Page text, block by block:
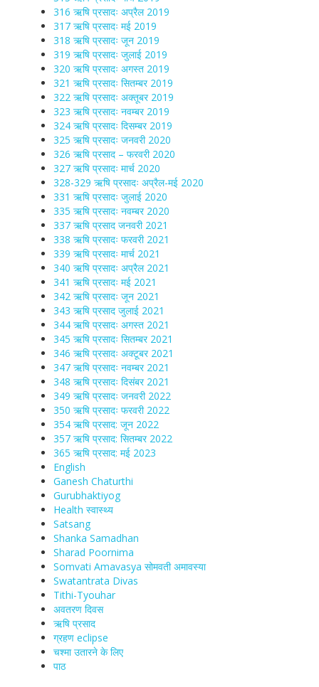
316 ऋषि प्रसादः अप्रैल 2019
317 ऋषि प्रसादः मई 2019
318 ऋषि प्रसादः जून 2019
319 ऋषि प्रसादः जुलाई 2019
320 ऋषि प्रसादः अगस्त 2019
321 ऋषि प्रसादः सितम्बर 2019
322 ऋषि प्रसादः अक्तूबर 2019
323 ऋषि प्रसादः नवम्बर 2019
324 ऋषि प्रसादः दिसम्बर 2019
325 ऋषि प्रसादः जनवरी 2020
326 ऋषि प्रसाद – फरवरी 2020
327 ऋषि प्रसादः मार्च 2020
328-329 ऋषि प्रसादः अप्रैल-मई 2020
331 ऋषि प्रसादः जुलाई 2020
335 ऋषि प्रसादः नवम्बर 2020
337 ऋषि प्रसाद जनवरी 2021
338 ऋषि प्रसादः फरवरी 2021
339 ऋषि प्रसादः मार्च 2021
340 ऋषि प्रसादः अप्रैल 2021
341 ऋषि प्रसादः मई 2021
342 ऋषि प्रसादः जून 2021
343 ऋषि प्रसाद जुलाई 2021
344 ऋषि प्रसादः अगस्त 2021
345 ऋषि प्रसादः सितम्बर 2021
346 ऋषि प्रसादः अक्टूबर 2021
347 ऋषि प्रसादः नवम्बर 2021
348 ऋषि प्रसादः दिसंबर 2021
349 ऋषि प्रसादः जनवरी 2022
350 ऋषि प्रसादः फरवरी 2022
354 ऋषि प्रसाद: जून 2022
357 ऋषि प्रसाद: सितम्बर 2022
365 ऋषि प्रसाद: मई 2023
English
Ganesh Chaturthi
Gurubhaktiyog
Health स्वास्‍थ्‍य
Satsang
Shanka Samadhan
Sharad Poornima
Somvati Amavasya सोमवती अमावस्या
Swatantrata Divas
Tithi-Tyouhar
अवतरण दिवस
ऋषि प्रसाद
ग्रहण eclipse
चश्मा‍ उतारने के लिए
पाठ